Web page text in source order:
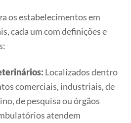
os estabelecimentos em
cada um com definições e
Localizados dentro
comerciais, industriais, de
de pesquisa ou órgãos
atendem